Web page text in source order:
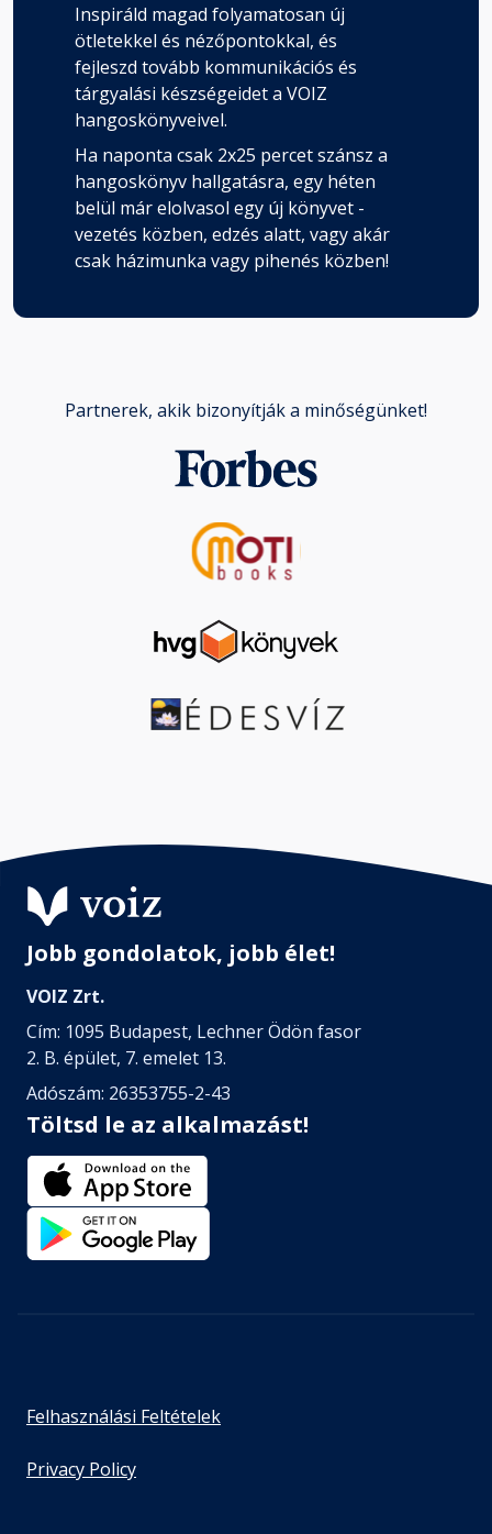
Inspiráld magad folyamatosan új
ötletekkel és nézőpontokkal, és
fejleszd tovább kommunikációs és
tárgyalási készségeidet a VOIZ
hangoskönyveivel.
Ha naponta csak 2x25 percet szánsz a
hangoskönyv hallgatásra, egy héten
belül már elolvasol egy új könyvet -
vezetés közben, edzés alatt, vagy akár
csak házimunka vagy pihenés közben!
Partnerek, akik bizonyítják a minőségünket!
Jobb gondolatok, jobb élet!
VOIZ Zrt.
Cím: 1095 Budapest, Lechner Ödön fasor
2. B. épület, 7. emelet 13.
Adószám: 26353755-2-43
Töltsd le az alkalmazást!
Felhasználási Feltételek
Privacy Policy